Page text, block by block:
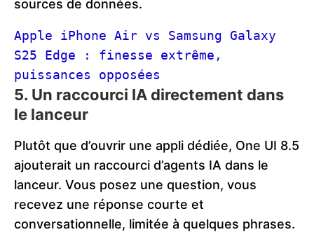
sources de données.
Apple iPhone Air vs Samsung Galaxy
S25 Edge : finesse extrême,
puissances opposées
5. Un raccourci IA directement dans
le lanceur
Plutôt que d’ouvrir une appli dédiée, One UI 8.5
ajouterait un raccourci d’agents IA dans le
lanceur. Vous posez une question, vous
recevez une réponse courte et
conversationnelle, limitée à quelques phrases.